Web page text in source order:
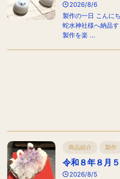
2026/8/6
製作の一日 こんに
蛇水神社様へ納品
製作を楽 ...
商品紹介 製作
令和８年８月５
2026/8/5